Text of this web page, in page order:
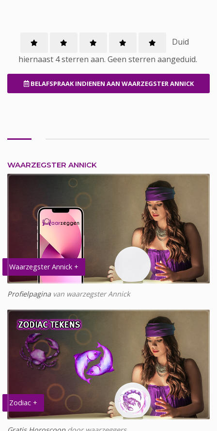
Duid
hiernaast 4 sterren aan. Geen sterren aangeduid.
BELAFSPRAAK INDIENEN AAN WAARZEGSTER ANNICK
WAARZEGSTER ANNICK
Waarzegster Annick +
Profielpaginavan waarzegster Annick
Zodiac +